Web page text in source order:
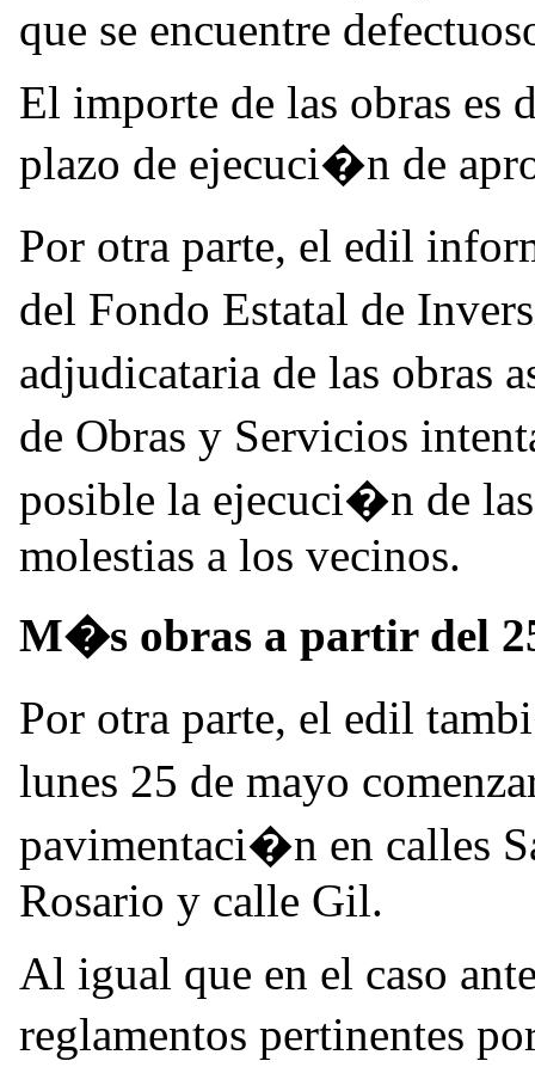
que se encuentre
El importe de las obras es
plazo de ejecuci�n de
Por otra parte, el edil
del Fondo Estatal de
adjudicataria de las
de Obras y Servicios
posible la ejecuci�n de
molestias a los vecinos.
M�s obras a partir del
Por otra parte, el edil
lunes 25 de mayo
pavimentaci�n en calles
Rosario y calle Gil.
Al igual que en el caso
reglamentos pertinentes